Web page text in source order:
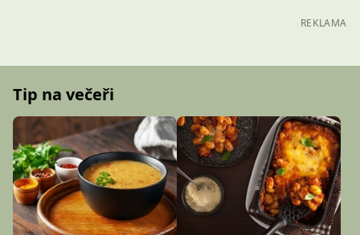
REKLAMA
Tip na večeři